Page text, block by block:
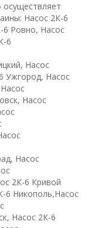
: Насос 2К-6
6 Ровно, Насос
6
Насос
Ужгород, Насос
Насос
Насос
2К-6 Кривой
6 Никополь,Насос
Насос 2К-6